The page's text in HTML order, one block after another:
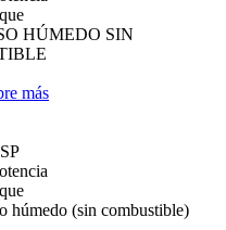
HÚMEDO SIN
más
húmedo (sin combustible)